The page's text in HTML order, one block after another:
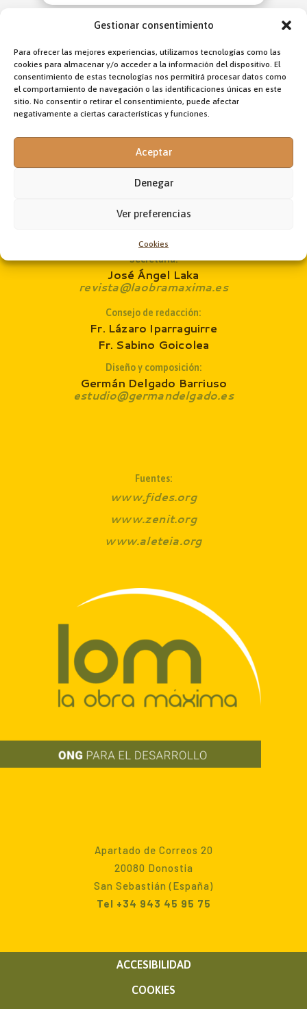
Gestionar consentimiento
Para ofrecer las mejores experiencias, utilizamos tecnologías como las
cookies para almacenar y/o acceder a la información del dispositivo. El
consentimiento de estas tecnologías nos permitirá procesar datos como
el comportamiento de navegación o las identificaciones únicas en este
sitio. No consentir o retirar el consentimiento, puede afectar
negativamente a ciertas características y funciones.
Aceptar
Denegar
Ver preferencias
Cookies
LOM 1159 NOVIEMBRE 2022
Dirección:
Fr. Jon Korta
director@laobramaxima.es
Jon Andoni Ruiz de Zárate
Secretaría:
José Ángel Laka
revista@laobramaxima.es
Consejo de redacción:
Fr. Lázaro Iparraguirre
Fr. Sabino Goicolea
Diseño y composición:
Germán Delgado Barriuso
estudio@germandelgado.es
Fuentes:
www.fides.org
www.zenit.org
www.aleteia.org
Apartado de Correos 20
20080 Donostia
San Sebastián (España)
Tel +34 943 45 95 75
ACCESIBILIDAD
COOKIES